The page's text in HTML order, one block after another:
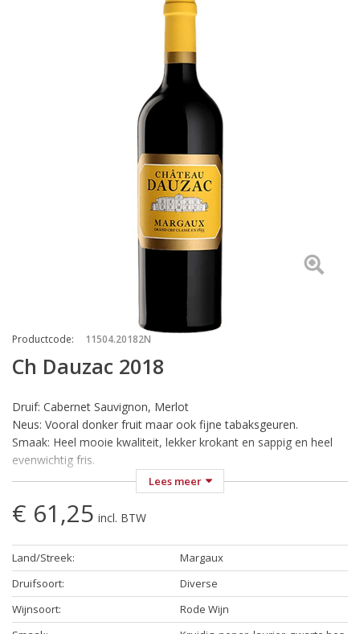
Productcode: 11504.20182N
Ch Dauzac 2018
Druif: Cabernet Sauvignon, Merlot
Neus: Vooral donker fruit maar ook fijne tabaksgeuren.
Smaak: Heel mooie kwaliteit, lekker krokant en sappig en heel
evenwichtig fris.
Wijn-Spijs: BBQ, Lamsvlees, Pasta met tomatensaus, Risotto,
Rundvlees, Stoofvlees, Tapas, Varkensvlees, Eendeborst.
Perfect genietbaar op zich bij een goed boek/gesprek/film...
Temperatuur: Serveren bij 16-18 °C
In de mond toont Ch Dauzac direct zijn omvang. Het fruit is van
heel mooie kwaliteit, lekker krokant en sappig en heel
evenwichtig fris. Het geheel is complex, opeenvolgend heel
mooie smaakimpressies van zwarte bessen en bosbessen, wat
Lees meer
€ 61,25 incl. BTW
Land/Streek:
Margaux
Druifsoort:
Diverse
Wijnsoort:
Rode Wijn